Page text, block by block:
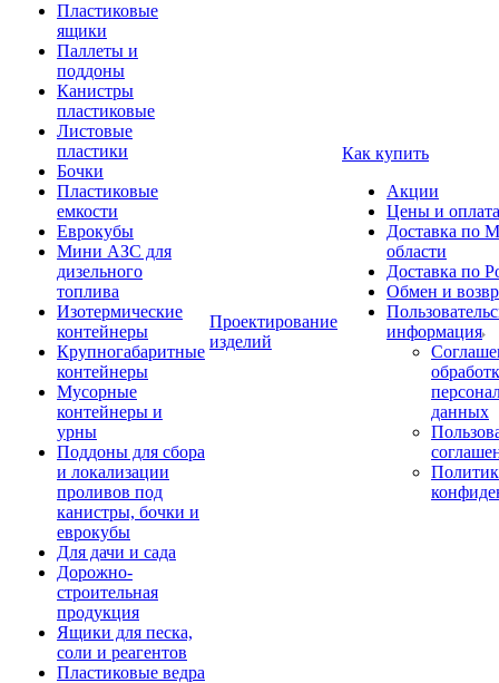
Пластиковые
ящики
Паллеты и
поддоны
Канистры
пластиковые
Листовые
пластики
Бочки
Пластиковые
емкости
Еврокубы
Мини АЗС для
дизельного
топлива
Изотермические
контейнеры
Крупногабаритные
контейнеры
Мусорные
контейнеры и
урны
Поддоны для сбора
и локализации
проливов под
канистры, бочки и
еврокубы
Для дачи и сада
Дорожно-
строительная
продукция
Ящики для песка,
соли и реагентов
Пластиковые ведра
Проектирование
изделий
Как купить
Акции
Цены и оплата
Доставка по
области
Доставка по
Обмен и
информация
данных